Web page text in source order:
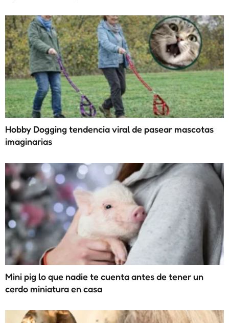
Hobby Dogging tendencia viral de pasear mascotas
imaginarias
Mini pig lo que nadie te cuenta antes de tener un
cerdo miniatura en casa